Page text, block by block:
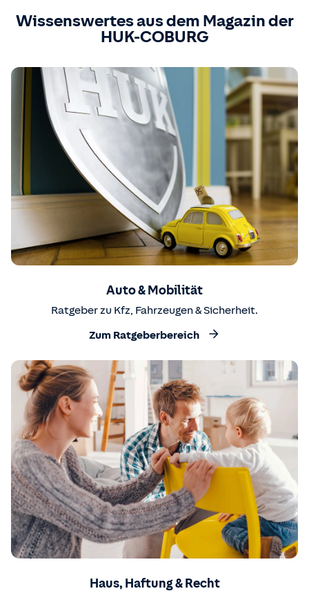
Wissenswertes aus dem Magazin der
HUK-COBURG
Auto & Mobilität
Ratgeber zu Kfz, Fahrzeugen & Sicherheit.
Zum Ratgeberbereich
Haus, Haftung & Recht